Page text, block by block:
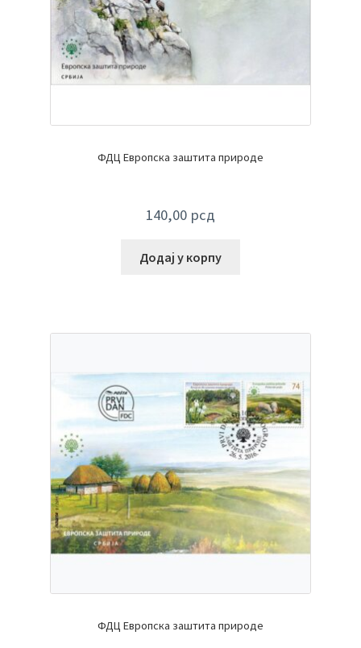
ФДЦ Европска заштита природе
140,00 рсд
Додај у корпу
ФДЦ Европска заштита природе